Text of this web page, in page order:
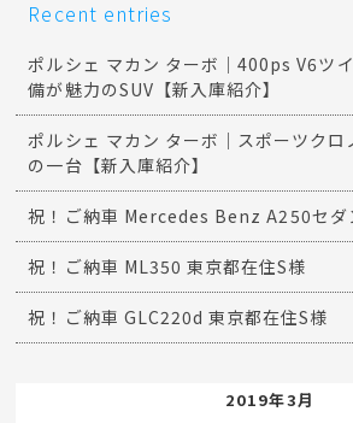
Recent entries
ポルシェ マカン ターボ｜400ps V6ツ
備が魅力のSUV【新入庫紹介】
ポルシェ マカン ターボ｜スポーツクロ
の一台【新入庫紹介】
祝！ご納車 Mercedes Benz A250セダ
祝！ご納車 ML350 東京都在住S様
祝！ご納車 GLC220d 東京都在住S様
2019年3月